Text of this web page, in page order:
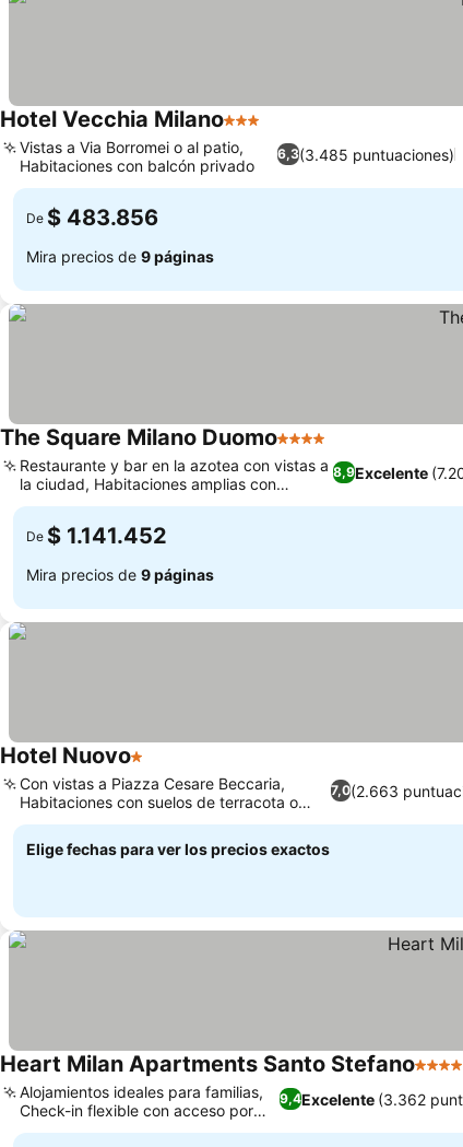
Hotel Vecchia Milano3 Estrellas
6,3(3.485 puntuaciones)
Vistas a Via Borromei o al patio,
Habitaciones con balcón privado
De $ 483.856
Mira precios de 9 páginas
The Square Milano Duomo4 Estrellas
8,9Excelente
Restaurante y bar en la azotea con vistas a
la ciudad, Habitaciones amplias con
muebles elegantes
De $ 1.141.452
Mira precios de 9 páginas
Hotel Nuovo1 Estrellas
7,0(2.663
Con vistas a Piazza Cesare Beccaria,
Habitaciones con suelos de terracota o
madera
Elige fechas para ver los precios exactos
Heart Milan Apartments Santo Stefano4
9,4Excelente (3.362
Alojamientos ideales para familias,
Check-in flexible con acceso por
código